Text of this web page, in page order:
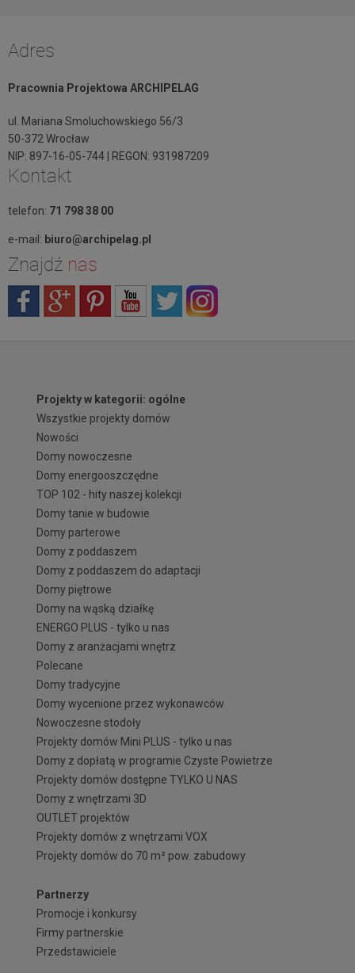
Adres
Pracownia Projektowa ARCHIPELAG
ul. Mariana Smoluchowskiego 56/3
50-372 Wrocław
NIP: 897-16-05-744 | REGON: 931987209
Kontakt
telefon: 71 798 38 00
e-mail: biuro@archipelag.pl
Znajdź nas
Projekty w kategorii: ogólne
Wszystkie projekty domów
Nowości
Domy nowoczesne
Domy energooszczędne
TOP 102 - hity naszej kolekcji
Domy tanie w budowie
Domy parterowe
Domy z poddaszem
Domy z poddaszem do adaptacji
Domy piętrowe
Domy na wąską działkę
ENERGO PLUS - tylko u nas
Domy z aranżacjami wnętrz
Polecane
Domy tradycyjne
Domy wycenione przez wykonawców
Nowoczesne stodoły
Projekty domów Mini PLUS - tylko u nas
Domy z dopłatą w programie Czyste Powietrze
Projekty domów dostępne TYLKO U NAS
Domy z wnętrzami 3D
OUTLET projektów
Projekty domów z wnętrzami VOX
Projekty domów do 70 m² pow. zabudowy
Partnerzy
Promocje i konkursy
Firmy partnerskie
Przedstawiciele